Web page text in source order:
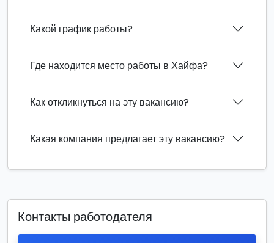
Какой график работы?
Где находится место работы в Хайфа?
Как откликнуться на эту вакансию?
Какая компания предлагает эту вакансию?
Контакты работодателя